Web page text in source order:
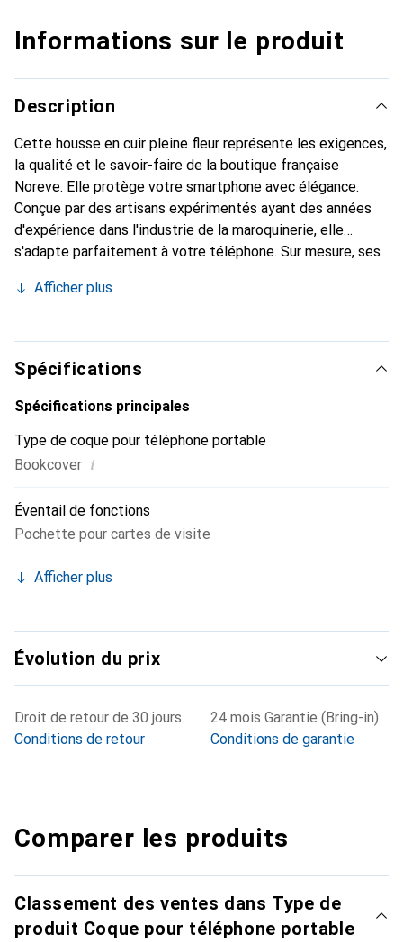
Informations sur le produit
Description
Cette housse en cuir pleine fleur représente les exigences,
la qualité et le savoir-faire de la boutique française
Noreve. Elle protège votre smartphone avec élégance.
Conçue par des artisans expérimentés ayant des années
d'expérience dans l'industrie de la maroquinerie, elle
s'adapte parfaitement à votre téléphone. Sur mesure, ses
peau. Elle devient l'accessoire chic et indispensable pour
ses produits de haute qualité, la marque Noreve est un
choix fiable pour une clientèle exigeante.
Afficher plus
Spécifications
Spécifications principales
Type de coque pour téléphone portable
Bookcover i
Éventail de fonctions
Pochette pour cartes de visite
Afficher plus
Évolution du prix
Droit de retour de 30 jours
Conditions de retour
24 mois Garantie (Bring-in)
Conditions de garantie
Comparer les produits
Classement des ventes dans Type de
produit Coque pour téléphone portable